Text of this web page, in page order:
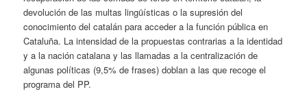
devolución de las multas lingüísticas o la supresión del
conocimiento del catalán para acceder a la función pública en
Cataluña. La intensidad de la propuestas contrarias a la identidad
y a la nación catalana y las llamadas a la centralización de
algunas políticas (9,5% de frases) doblan a las que recoge el
programa del PP.